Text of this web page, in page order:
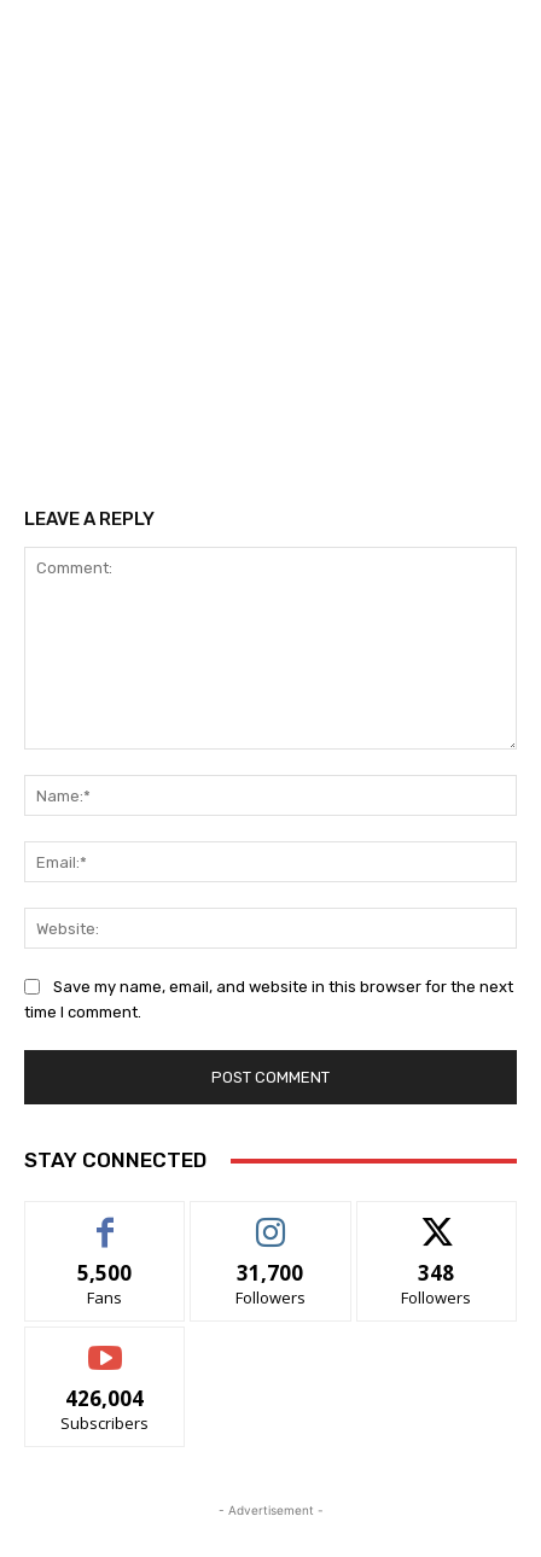
LEAVE A REPLY
Save my name, email, and website in this browser for the next
time I comment.
STAY CONNECTED
5,500
Fans
31,700
Followers
348
Followers
426,004
Subscribers
- Advertisement -